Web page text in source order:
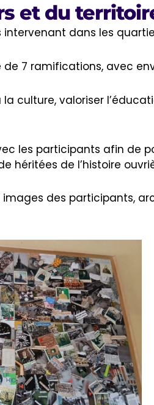
et du
dans les
7 ramifications, avec
la culture, valoriser
les participants afin de
héritées de l’histoire
des participants,